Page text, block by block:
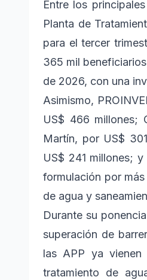
Entre los
Planta de
para el tercer
365 mil
de 2026, con una
Asimismo,
US$ 466 millones;
Martín, por US$
US$ 241 millones;
formulación por
de agua y
Durante su
superación de
las APP ya
tratamiento de